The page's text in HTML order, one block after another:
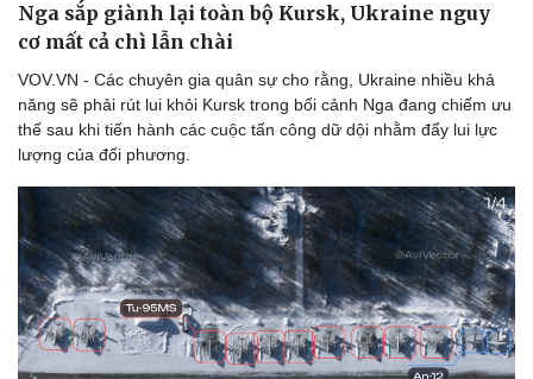
Nga sắp giành lại toàn bộ Kursk, Ukraine nguy
cơ mất cả chì lẫn chài
VOV.VN - Các chuyên gia quân sự cho rằng, Ukraine nhiều khả
năng sẽ phải rút lui khỏi Kursk trong bối cảnh Nga đang chiếm ưu
thế sau khi tiến hành các cuộc tấn công dữ dội nhằm đẩy lui lực
lượng của đối phương.